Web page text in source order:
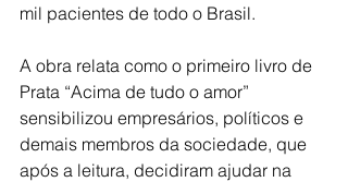
mil pacientes de todo o Brasil.
A obra relata como o primeiro livro de
Prata “Acima de tudo o amor”
sensibilizou empresários, políticos e
demais membros da sociedade, que
após a leitura, decidiram ajudar na